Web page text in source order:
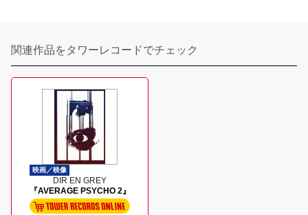
関連作品をタワーレコードでチェック
映画／映像
DIR EN GREY
『AVERAGE PSYCHO 2』